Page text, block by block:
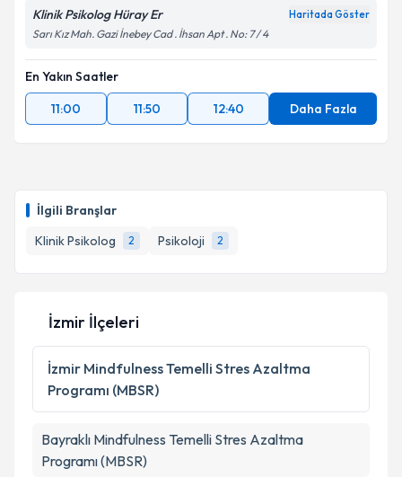
İlgili Branşlar
Klinik Psikolog
2 Psikoloji 2
Takvim Talebini Gönder
Klinik Psikolog Hüray Er Haritada Göster
Sarı Kız Mah. Gazi İnebey Cad . İhsan Apt . No: 7 / 4
En Yakın Saatler
11:00
11:50 12:40 Daha Fazla
İzmir İlçeleri
İzmir Mindfulness Temelli Stres Azaltma
Programı (MBSR)
Bayraklı Mindfulness Temelli Stres Azaltma
Programı (MBSR)